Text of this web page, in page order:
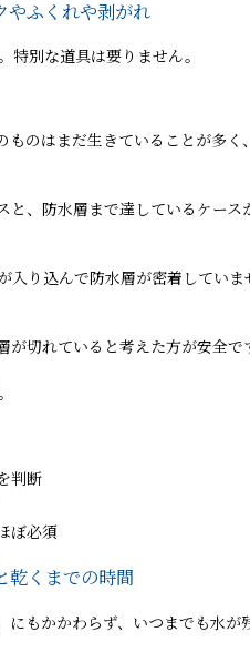
やふくれや剥がれ
特別な道具は要りません。
のはまだ生きていることが多く
、防水層まで達しているケース
り込んで防水層が密着していま
切れていると考えた方が安全で
判断
ぼ必須
乾くまでの時間
もかかわらず、いつまでも水